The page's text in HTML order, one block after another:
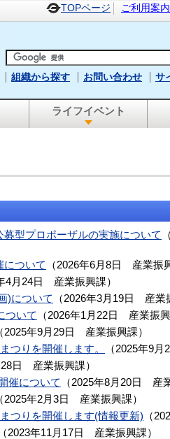
TOPページ ご利用案内
組織から探す お問い合わせ サ
ライフイベント
型プロポーザルの実施について （
について
（2026年6月8日 産業振
4月24日 産業振興課）
)について
（2026年3月19日 産業
ついて
（2026年1月22日 産業振
（2025年9月29日 産業振興課）
つりを開催します。
（2025年9月
日 産業振興課）
催について
（2025年8月20日 産
（2025年2月3日 産業振興課）
つりを開催します(情報更新) （
（2023年11月17日 産業振興課）